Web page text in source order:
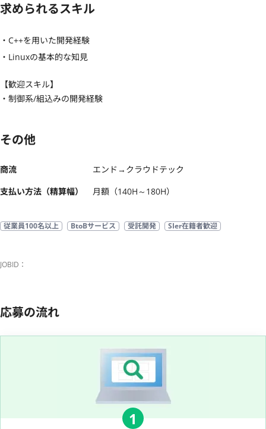
求められるスキル
・C++を用いた開発経験
・Linuxの基本的な知見
【歓迎スキル】
・制御系/組込みの開発経験
その他
商流
エンド→クラウドテック
支払い方法（精算幅）
月額（140H～180H）
従業員100名以上 BtoBサービス 受託開発 SIer在籍者歓迎
JOBID：
応募の流れ
1